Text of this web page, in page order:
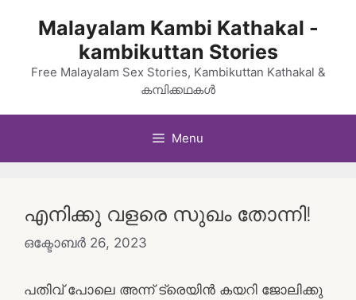
Malayalam Kambi Kathakal -
kambikuttan Stories
Free Malayalam Sex Stories, Kambikuttan Kathakal &
കമ്പിക്കഥകൾ
Menu
എനിക്കു വളരെ സുഖം തോന്നി!
ഒക്ടോബർ 26, 2023
പതിവ് പോലെ അന്ന് ട്രെയിൻ കയറി ജോലിക്കു